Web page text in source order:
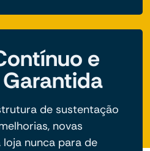
e
de sustentação
novas
nunca para de